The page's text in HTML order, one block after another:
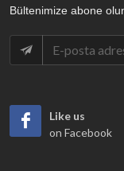
Bültenimize abone
Like us
on Facebook